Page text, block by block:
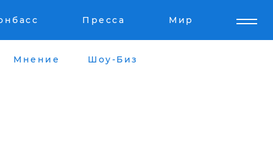
Пресса Мир
Мнение Шоу-Биз